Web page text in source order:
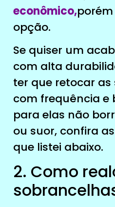
econômico,
opção.
Se quiser um
com alta
ter que retocar
com frequência e
para elas não
ou suor, confira
que listei abaixo.
2. Como